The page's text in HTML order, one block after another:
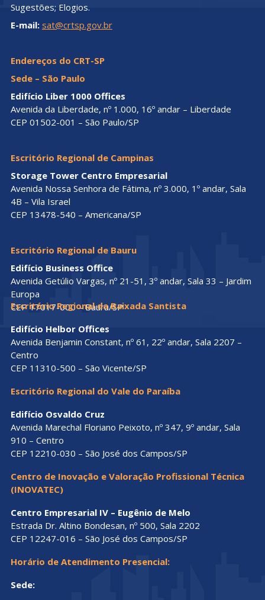
Sugestões; Elogios.
E-mail: sat@crtsp.gov.br
Endereços do CRT-SP
Sede – São Paulo
Edifício Liber 1000 Offices
Avenida da Liberdade, nº 1.000, 16º andar – Liberdade
CEP 01502-001 – São Paulo/SP
Escritório Regional de Campinas
Storage Tower Centro Empresarial
Avenida Nossa Senhora de Fátima, nº 3.000, 1º andar, Sala
4B – Vila Israel
CEP 13478-540 – Americana/SP
Escritório Regional de Bauru
Edifício Business Office
Avenida Getúlio Vargas, nº 21-51, 3º andar, Sala 33 – Jardim
Europa
CEP 17017-000 – Bauru/SP
Escritório Regional da Baixada Santista
Edifício Helbor Offices
Avenida Benjamin Constant, nº 61, 22º andar, Sala 2207 –
Centro
CEP 11310-500 – São Vicente/SP
Escritório Regional do Vale do Paraíba
Edifício Osvaldo Cruz
Avenida Marechal Floriano Peixoto, nº 347, 9º andar, Sala
910 – Centro
CEP 12210-030 – São José dos Campos/SP
Centro de Inovação e Valoração Profissional Técnica
(INOVATEC)
Centro Empresarial IV – Eugênio de Melo
Estrada Dr. Altino Bondesan, nº 500, Sala 2202
CEP 12247-016 – São José dos Campos/SP
Horário de Atendimento Presencial:
Sede: